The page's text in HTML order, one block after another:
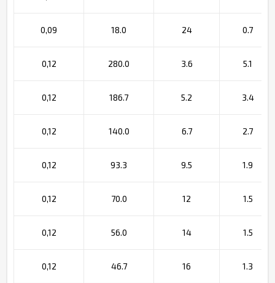
0,09 18.0 24 0.7
0,12 280.0 3.6 5.1
0,12 186.7 5.2 3.4
0,12 140.0 6.7 2.7
0,12 93.3 9.5 1.9
0,12 70.0 12 1.5
0,12 56.0 14 1.5
0,12 46.7 16 1.3